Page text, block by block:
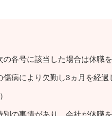
各号に該当した場合は休職を
傷病により欠勤し3ヵ月を経過